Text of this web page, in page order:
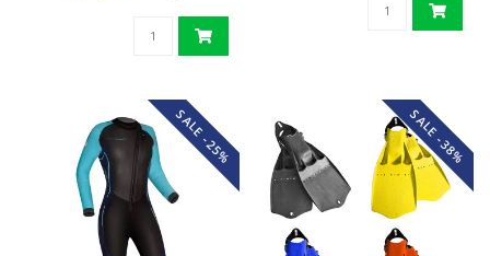
SALE -25% SALE -38%